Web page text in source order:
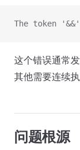
The token
这个错误通常
其他需要连续
问题根源